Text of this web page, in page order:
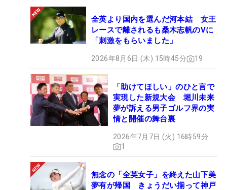
り越えた強いメンタル、若手のパワーに対抗し、復
活優勝を挙げるための武器は揃っているはずだ。
（文・田中宏治）
全英より国内を選んだ河本結 女王
レースで離されるも桑木志帆のVに
「刺激をもらいました」
2026年8月6日 (木) 15時45分 19
「助けてほしい」のひと言で
実現した新規大会 堀川未来
夢が訴える男子ゴルフ界の実
情と開催の舞台裏
2026年7月7日 (火) 16時59分
1
無念の「全英女子」を終えた山下美
夢有が帰国 きょうだい揃って神戸